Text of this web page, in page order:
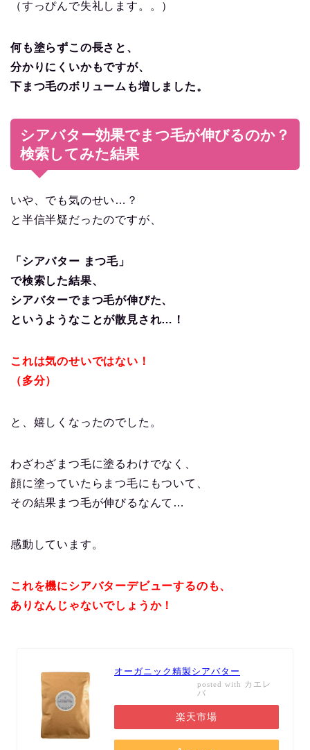
（すっぴんで失礼します。。）
何も塗らずこの長さと、
分かりにくいかもですが、
下まつ毛のボリュームも増しました。
シアバター効果でまつ毛が伸びるのか？
検索してみた結果
いや、でも気のせい…？
と半信半疑だったのですが、
「シアバター まつ毛」
で検索した結果、
シアバターでまつ毛が伸びた、
というようなことが散見され…！
これは気のせいではない！
（多分）
と、嬉しくなったのでした。
わざわざまつ毛に塗るわけでなく、
顔に塗っていたらまつ毛にもついて、
その結果まつ毛が伸びるなんて…
感動しています。
これを機にシアバターデビューするのも、
ありなんじゃないでしょうか！
オーガニック精製シアバター
posted with カエレ
バ
楽天市場